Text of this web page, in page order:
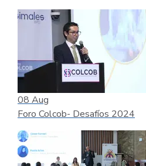
08 Aug
Foro Colcob- Desafíos 2024